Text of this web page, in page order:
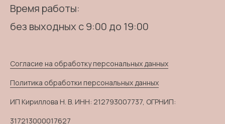
Время работы:
без выходных с 9:00 до 19:00
Согласие на обработку персональных данных
Политика обработки персональных данных
ИП Кириллова Н. В. ИНН: 212793007737, ОГРНИП:
317213000017627